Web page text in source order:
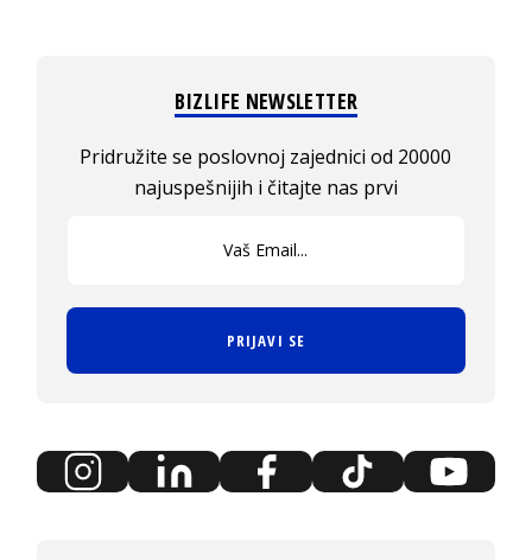
BIZLIFE NEWSLETTER
Pridružite se poslovnoj zajednici od 20000
najuspešnijih i čitajte nas prvi
PRIJAVI SE